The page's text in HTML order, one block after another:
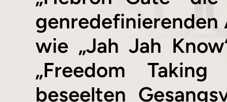
genredefinierenden
wie „Jah Jah
„Freedom
beseelten